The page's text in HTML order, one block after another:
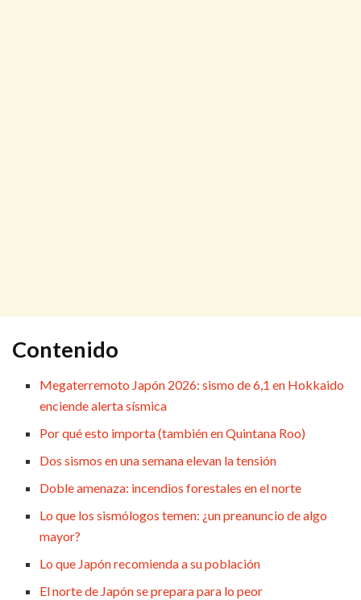
Contenido
Megaterremoto Japón 2026: sismo de 6,1 en Hokkaido
enciende alerta sísmica
Por qué esto importa (también en Quintana Roo)
Dos sismos en una semana elevan la tensión
Doble amenaza: incendios forestales en el norte
Lo que los sismólogos temen: ¿un preanuncio de algo
mayor?
Lo que Japón recomienda a su población
El norte de Japón se prepara para lo peor